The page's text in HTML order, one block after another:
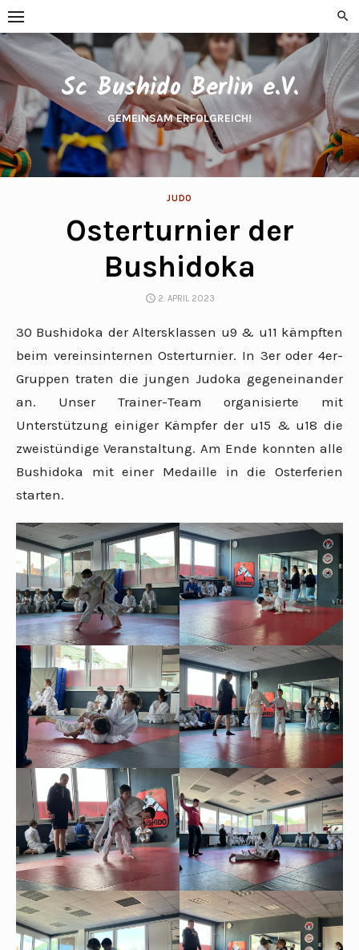
Skip
to
content
Sc Bushido Berlin e.V.
GEMEINSAM ERFOLGREICH!
JUDO
Osterturnier der
Bushidoka
POSTED
2. APRIL 2023
30 Bushidoka der Altersklassen u9 & u11 kämpften
beim vereinsinternen Osterturnier. In 3er oder 4er-
Gruppen traten die jungen Judoka gegeneinander
an. Unser Trainer-Team organisierte mit
Unterstützung einiger Kämpfer der u15 & u18 die
zweistündige Veranstaltung. Am Ende konnten alle
Bushidoka mit einer Medaille in die Osterferien
starten.